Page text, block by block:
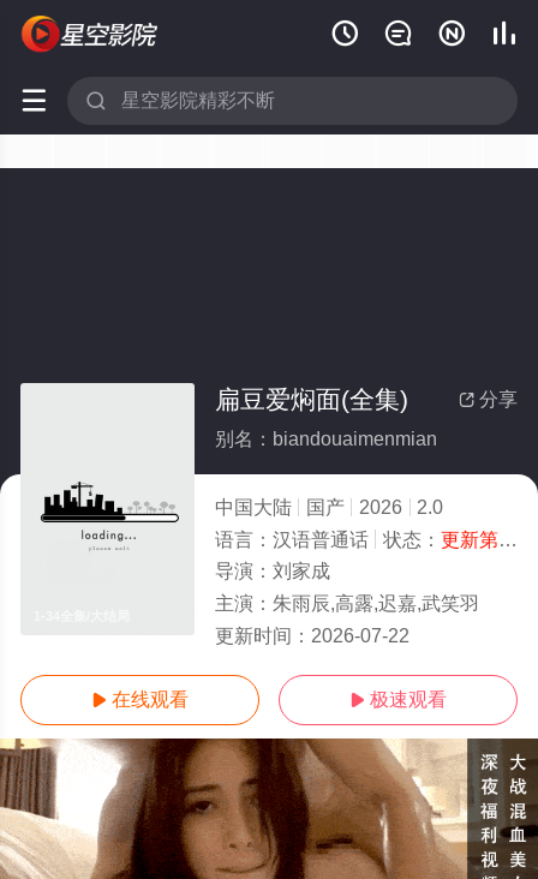
   
 
 分享
扁豆爱焖面(全集)
别名：biandouaimenmian
中国大陆 国产 2026
2.0
语言： 汉语普通话 状态： 更新第34集
导演： 刘家成
主演： 朱雨辰,高露,迟嘉,武笑羽
更新时间： 2026-07-22
 在线观看  极速观看